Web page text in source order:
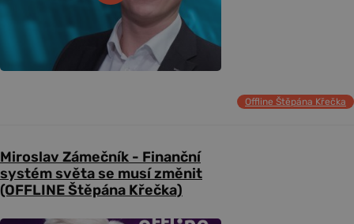
Offline Štěpána Křečka
Miroslav Zámečník - Finanční
systém světa se musí změnit
(OFFLINE Štěpána Křečka)